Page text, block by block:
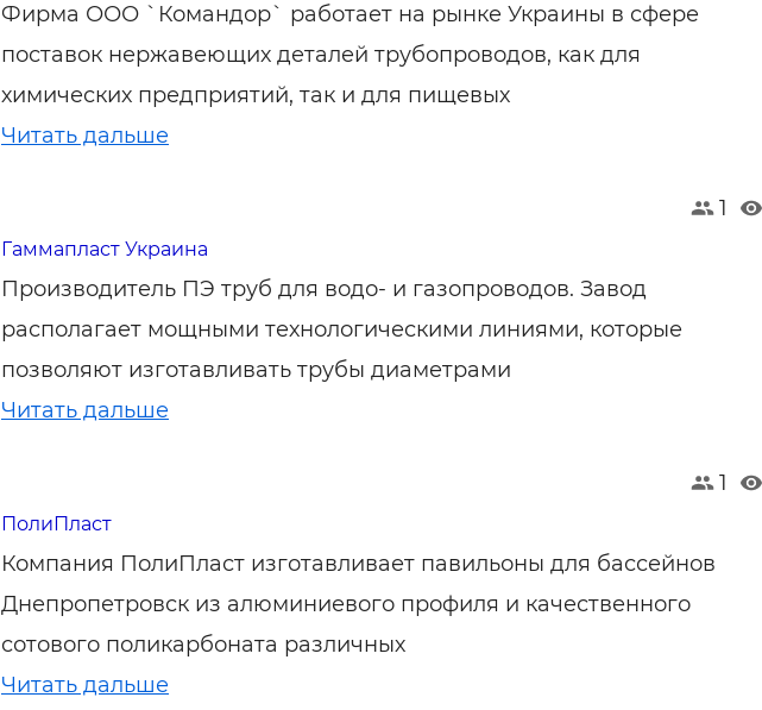
Фирма ООО `Командор` работает на рынке Украины в сфере
поставок нержавеющих деталей трубопроводов, как для
химических предприятий, так и для пищевых
Читать дальше
1
Гаммапласт Украина
Производитель ПЭ труб для водо- и газопроводов. Завод
располагает мощными технологическими линиями, которые
позволяют изготавливать трубы диаметрами
Читать дальше
1
ПолиПласт
Компания ПолиПласт изготавливает павильоны для бассейнов
Днепропетровск из алюминиевого профиля и качественного
сотового поликарбоната различных
Читать дальше